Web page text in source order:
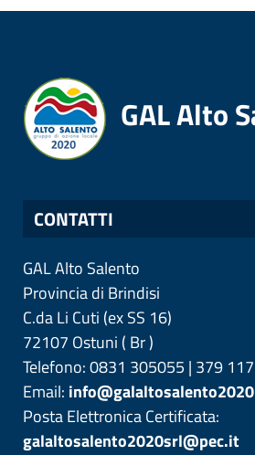
GAL Alto
CONTATTI
GAL Alto Salento
Provincia di Brindisi
C.da Li Cuti (ex SS 16)
72107 Ostuni ( Br)
Telefono: 0831 305055 | 379
Email:
Posta Elettronica Certificata:
galaltosalento2020srl@pec.it